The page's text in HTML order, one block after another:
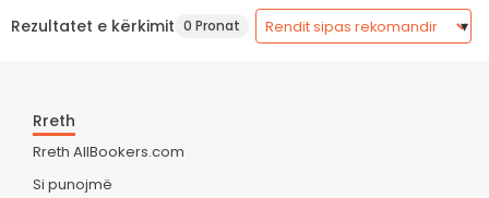
Rezultatet e kërkimit 0 Pronat
Rreth
Rreth AllBookers.com
Si punojmë